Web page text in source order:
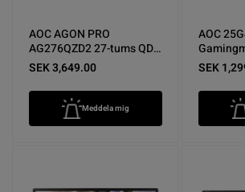
AOC AGON PRO
AG276QZD2 27-tums QD-
OLED Gamingskärm -
Nyskick
SEK 3,649.00
Meddela mig
AOC
IPS
SEK